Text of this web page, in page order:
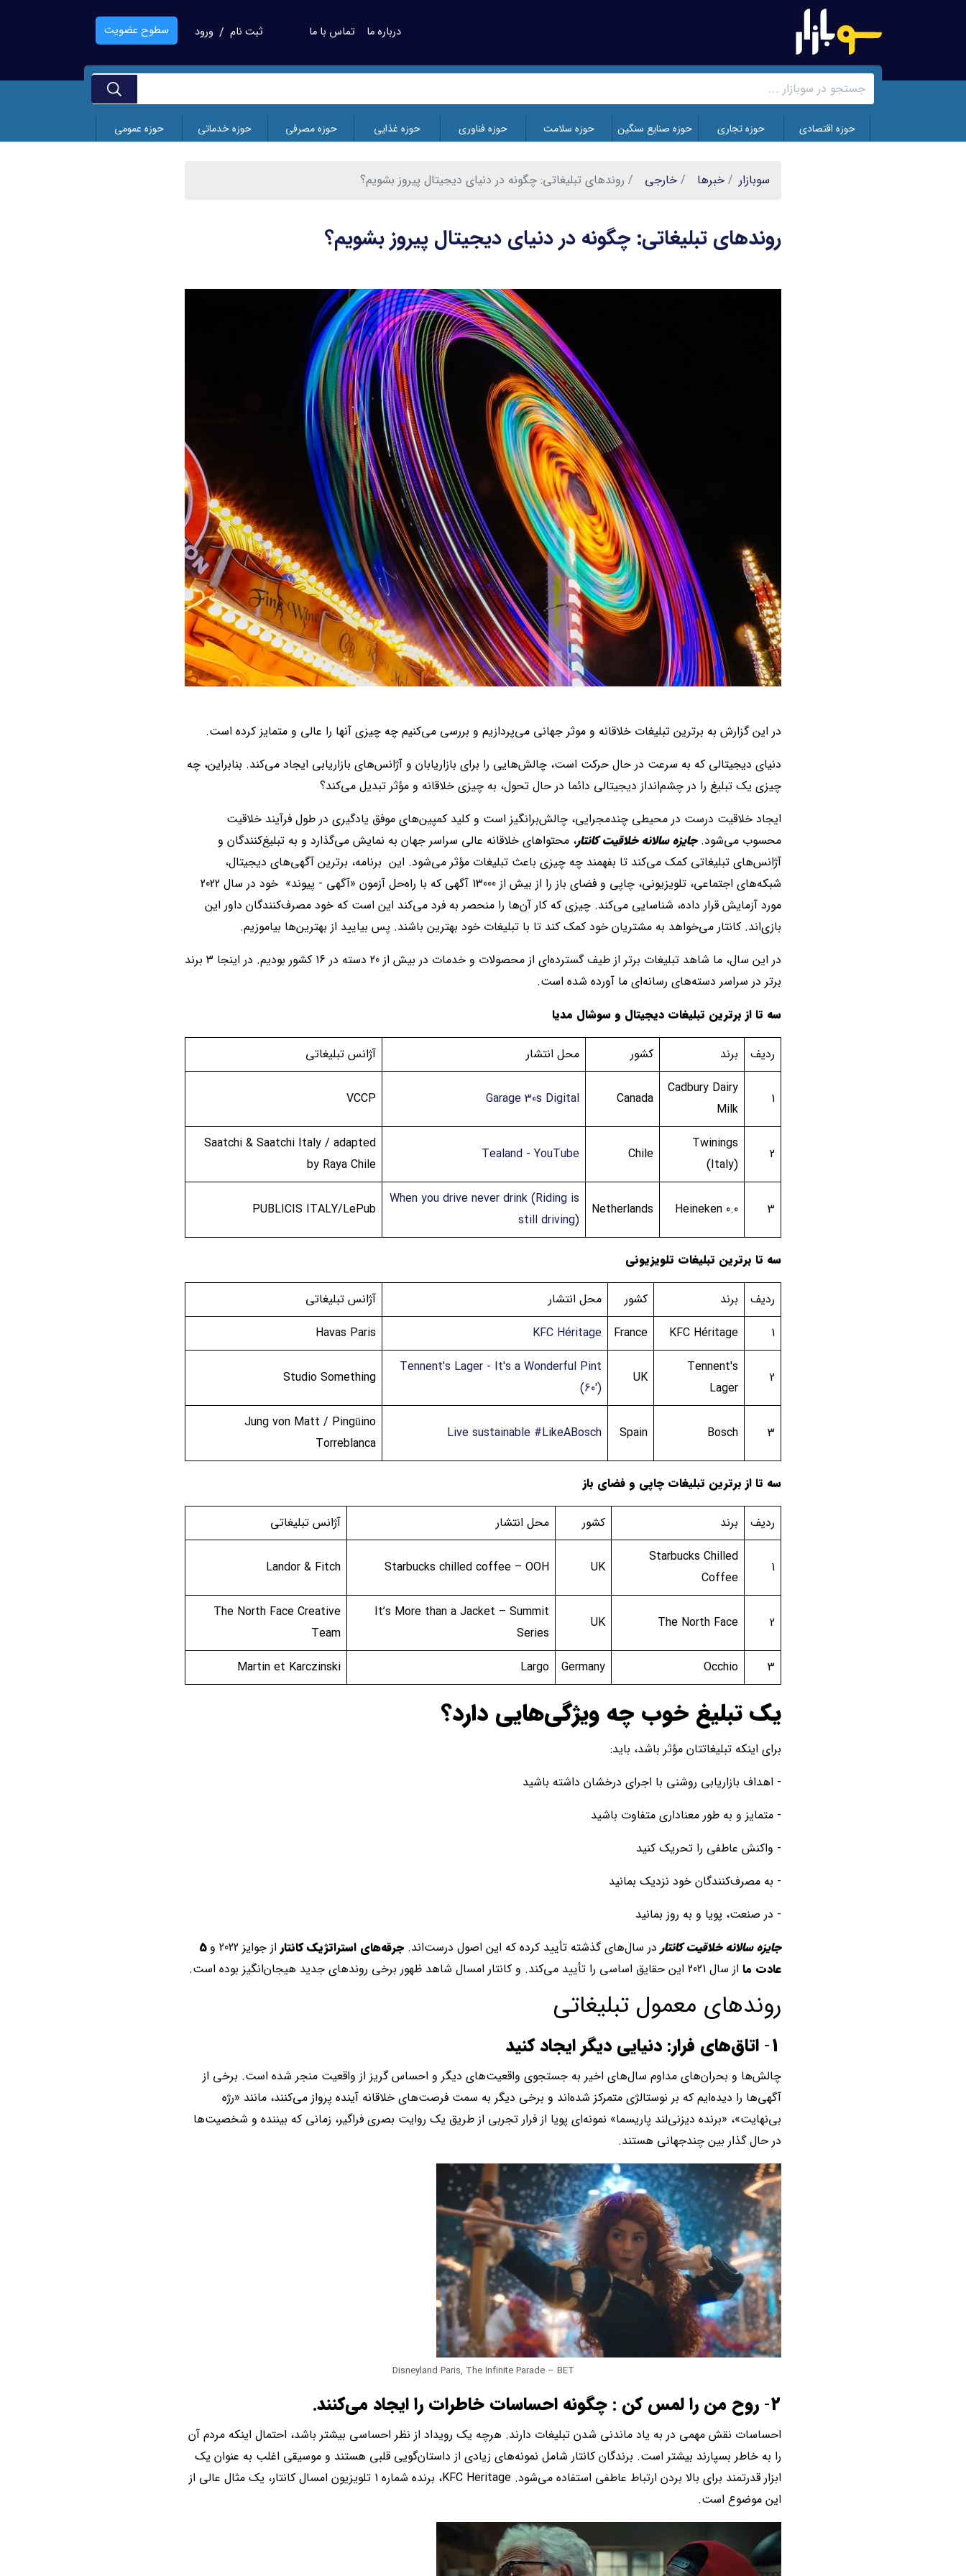
درباره ما تماس با ما ثبت نام / ورود سطوح عضویت
حوزه اقتصادی حوزه تجاری حوزه صنایع سنگین حوزه سلامت حوزه فناوری حوزه غذایی حوزه مصرفی حوزه خدماتی حوزه عمومی
سوبازار خبر‌ها خارجی روندهای تبلیغاتی: چگونه در دنیای دیجیتال پیروز بشویم؟
روندهای تبلیغاتی: چگونه در دنیای دیجیتال پیروز بشویم؟
در این گزارش به برترین تبلیغات خلاقانه و موثر جهانی می‌پردازیم و بررسی می‌کنیم چه چیزی آنها را عالی و متمایز کرده است.
دنیای دیجیتالی که به سرعت در حال حرکت است، چالش‌هایی را برای بازاریابان و آژانس‌های بازاریابی ایجاد می‌کند. بنابراین، چه
چیزی یک تبلیغ را در چشم‌انداز دیجیتالی دائما در حال تحول، به چیزی خلاقانه و مؤثر تبدیل می‌کند؟
ایجاد خلاقیت درست در محیطی چندمجرایی، چالش‌برانگیز است و کلید کمپین‌های موفق یادگیری در طول فرآیند خلاقیت
محسوب می‌شود.جایزه سالانه خلاقیت کانتار، محتواهای خلاقانه عالی سراسر جهان به نمایش می‌گذارد و به تبلیغ‌کنندگان و
آژانس‌های تبلیغاتی کمک می‌کند تا بفهمند چه چیزی باعث تبلیغات مؤثر می‌شود. این برنامه، برترین آگهی‌های دیجیتال،
شبکه‌های اجتماعی، تلویزیونی، چاپی و فضای باز را از بیش از 13000 آگهی که با راه‌حل آزمون «آگهی - پیوند» خود در سال 2022
مورد آزمایش قرار داده، شناسایی می‌کند. چیزی که کار آن‌ها را منحصر به فرد می‌کند این است که خود مصرف‌کنندگان داور این
بازی‌اند. کانتار می‌خواهد به مشتریان خود کمک کند تا با تبلیغات خود بهترین باشند. پس بیایید از بهترین‌ها بیاموزیم.
در این سال، ما شاهد تبلیغات برتر از طیف گسترده‌ای از محصولات و خدمات در بیش از 20 دسته در 16 کشور بودیم. در اینجا 3 برند
برتر در سراسر دسته‌های رسانه‌ای ما آورده شده است.
سه تا از برترین تبلیغات دیجیتال و سوشال مدیا
ردیف برند کشور محل انتشار آژانس تبلیغاتی
1
Cadbury Dairy
Milk
Canada
Garage 30s Digital
VCCP
2
Twinings
(Italy)
Chile
Tealand - YouTube
Saatchi & Saatchi Italy / adapted
by Raya Chile
3
Heineken 0.0
Netherlands
When you drive never drink (Riding is
still driving)
PUBLICIS ITALY/LePub
سه تا برترین تبلیغات تلویزیونی
ردیف برند کشور محل انتشار
آژانس تبلیغاتی
1
KFC Héritage
France
KFC Héritage
Havas Paris
2
Tennent's
Lager
UK
Tennent's Lager - It's a Wonderful Pint
(60')
Studio Something
3
Bosch
Spain
Live sustainable #LikeABosch
Jung von Matt / Pingüino
Torreblanca
سه تا از برترین تبلیغات چاپی و فضای باز
ردیف برند کشور محل انتشار آژانس تبلیغاتی
1
Starbucks Chilled
Coffee
UK
Starbucks chilled coffee – OOH
Landor & Fitch
2
The North Face
UK
It’s More than a Jacket – Summit
Series
The North Face Creative
Team
3
Occhio
Germany
Largo
Martin et Karczinski
یک تبلیغ خوب چه ویژگی‌هایی دارد؟
برای اینکه تبلیغاتتان مؤثر باشد، باید:
- اهداف بازاریابی روشنی با اجرای درخشان داشته باشید
- متمایز و به طور معناداری متفاوت باشید
- واکنش عاطفی را تحریک کنید
- به مصرف‌کنندگان خود نزدیک بمانید
- در صنعت، پویا و به روز بمانید
جایزه سالانه خلاقیت کانتاردر سال‌های گذشته تأیید کرده‌ که این اصول درست‌اند. جرقه‌های استراتژیک کانتاراز جوایز 2022 و
5
عادت ما از سال 2021 این حقایق اساسی را تأیید می‌کند. و کانتار امسال شاهد ظهور برخی روندهای جدید هیجان‌انگیز بوده است.
روندهای معمول تبلیغاتی
1
- اتاق‌های فرار: دنیایی دیگر ایجاد کنید
چالش‌ها و بحران‌های مداوم سال‌های اخیر به جستجوی واقعیت‌های دیگر و احساس گریز از واقعیت منجر شده است. برخی از
آگهی‌ها را دیده‌ایم که بر نوستالژی متمرکز شده‌اند و برخی دیگر به سمت فرصت‌های خلاقانه آینده پرواز می‌کنند، مانند «رژه
بی‌نهایت»، «برنده دیزنی‌لند پاریسما» نمونه‌ای پویا از فرار تجربی از طریق یک روایت بصری فراگیر، زمانی که بیننده و شخصیت‌ها
در حال گذار بین چندجهانی هستند.
Disneyland Paris, The Infinite Parade – BET
2
- روح من را لمس کن : چگونه احساسات خاطرات را ایجاد می‌کنند.
احساسات نقش مهمی در به یاد ماندنی شدن تبلیغات دارند. هرچه یک رویداد از نظر احساسی بیشتر باشد، احتمال اینکه مردم آن
را به خاطر بسپارند بیشتر است. برندگان کانتار شامل نمونه‌های زیادی از داستان‌گویی قلبی هستند و موسیقی اغلب به عنوان یک
ابزار قدرتمند برای بالا بردن ارتباط عاطفی استفاده می‌شود. KFC Heritage، برنده شماره 1 تلویزیون امسال کانتار، یک مثال عالی از
این موضوع است.